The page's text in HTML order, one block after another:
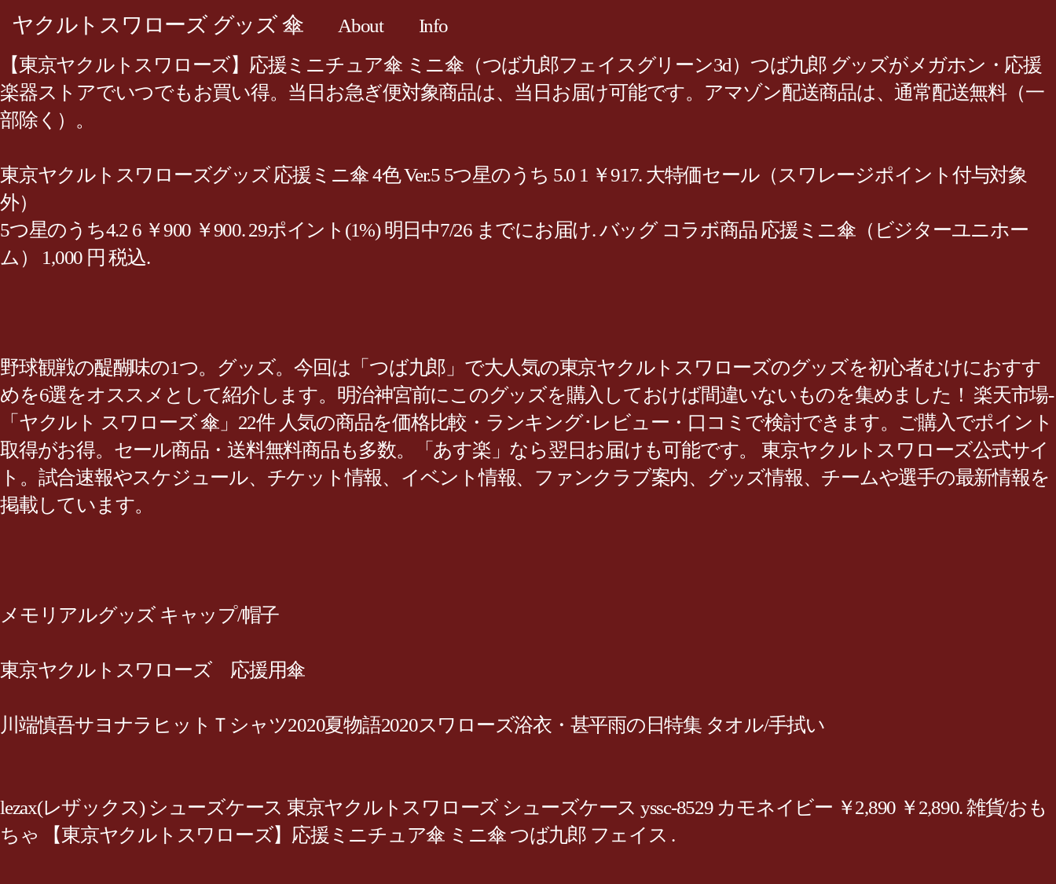
ヤクルトスワローズ グッズ 傘 About
Info
【東京ヤクルトスワローズ】応援ミニチュア傘 ミニ傘（つば九郎フェイスグリーン3d）つば九郎 グッズがメガホン・応援
楽器ストアでいつでもお買い得。当日お急ぎ便対象商品は、当日お届け可能です。アマゾン配送商品は、通常配送無料（一
部除く）。
東京ヤクルトスワローズグッズ 応援ミニ傘 4色 Ver.5 5つ星のうち 5.0 1 ￥917. 大特価セール（スワレージポイント付与対象
外）
5つ星のうち4.2 6 ￥900 ￥900. 29ポイント(1%) 明日中7/26 までにお届け. バッグ コラボ商品 応援ミニ傘（ビジターユニホー
ム） 1,000 円 税込.
野球観戦の醍醐味の1つ。グッズ。今回は「つば九郎」で大人気の東京ヤクルトスワローズのグッズを初心者むけにおすす
めを6選をオススメとして紹介します。明治神宮前にこのグッズを購入しておけば間違いないものを集めました！ 楽天市場-
「ヤクルト スワローズ 傘」22件 人気の商品を価格比較・ランキング･レビュー・口コミで検討できます。ご購入でポイント
取得がお得。セール商品・送料無料商品も多数。「あす楽」なら翌日お届けも可能です。 東京ヤクルトスワローズ公式サイ
ト。試合速報やスケジュール、チケット情報、イベント情報、ファンクラブ案内、グッズ情報、チームや選手の最新情報を
掲載しています。
メモリアルグッズ キャップ/帽子
東京ヤクルトスワローズ 応援用傘
川端慎吾サヨナラヒットＴシャツ2020夏物語2020スワローズ浴衣・甚平雨の日特集 タオル/手拭い
lezax(レザックス) シューズケース 東京ヤクルトスワローズ シューズケース yssc-8529 カモネイビー ￥2,890 ￥2,890. 雑貨/おも
ちゃ 【東京ヤクルトスワローズ】応援ミニチュア傘 ミニ傘 つば九郎 フェイス .